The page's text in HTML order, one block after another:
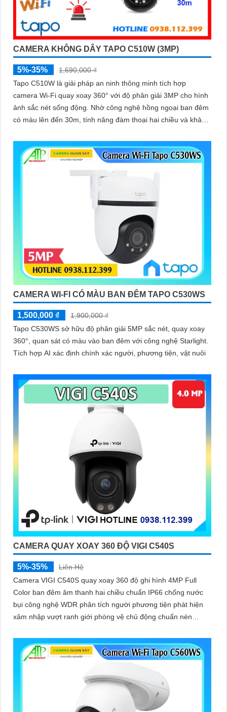
CAMERA KHÔNG DÂY TAPO C510W (3MP)
5%-35%
1,690,000 ₫
Tapo C510W là giải pháp an ninh thông minh tích hợp
camera Wi-Fi quay xoay 360° với độ phân giải 3MP cho hình
ảnh sắc nét sống động. Nhờ công nghệ hồng ngoại ban đêm
có màu lên đến 30m, tính năng đàm thoại hai chiều và khả
IP66 và hệ thống cảnh báo thông minh
CAMERA WI-FI CÓ MÀU BAN ĐÊM TAPO C530WS
1,500,000 ₫
1,900,000 ₫
Tapo C530WS sở hữu độ phân giải 5MP sắc nét, quay xoay
360°, quan sát có màu vào ban đêm với công nghệ Starlight.
Tích hợp AI xác định chính xác người, phương tiện, vật nuôi
CAMERA QUAY XOAY 360 ĐỘ VIGI C540S
5%-35%
Liên Hệ
Camera VIGI C540S quay xoay 360 độ ghi hình 4MP Full
Color ban đêm âm thanh hai chiều chuẩn IP66 chống nước
bụi công nghệ WDR phân tích người phương tiện phát hiện
xâm nhập vượt ranh giới phòng vệ chủ động chuẩn nén